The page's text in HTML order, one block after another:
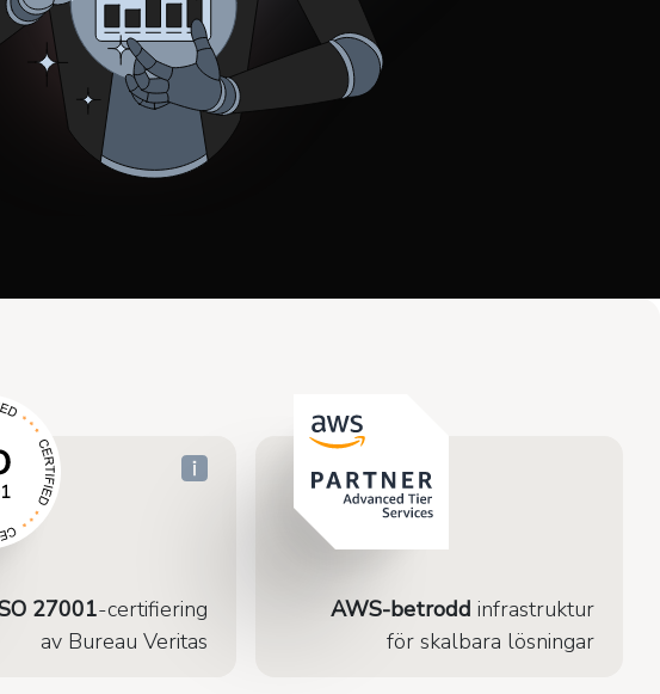
27001-certifiering
av Bureau Veritas
AWS-betrodd infrastruktur
för skalbara lösningar